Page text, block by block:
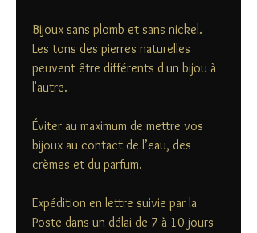
Bijoux sans plomb et sans nickel.
Les tons des pierres naturelles
peuvent être différents d'un bijou à
l'autre.
Éviter au maximum de mettre vos
bijoux au contact de l’eau, des
crèmes et du parfum.
Expédition en lettre suivie par la
Poste dans un délai de 7 à 10 jours